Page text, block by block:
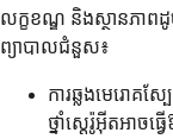
លក្ខខណ្ឌ និងស្ថានភាព
ព្យាបាលជំនួស៖
ការឆ្លងមេរោ
ថ្នាំស្តេរ៉ូអ៊ីតអាចធ្